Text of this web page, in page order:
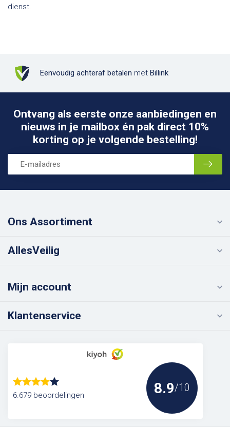
dienst.
Eenvoudig achteraf betalen met Billink
Ontvang als eerste onze aanbiedingen en
nieuws in je mailbox én pak direct 10%
korting op je volgende bestelling!
Ons Assortiment
AllesVeilig
Mijn account
Klantenservice
6.679 beoordelingen 8.9/10